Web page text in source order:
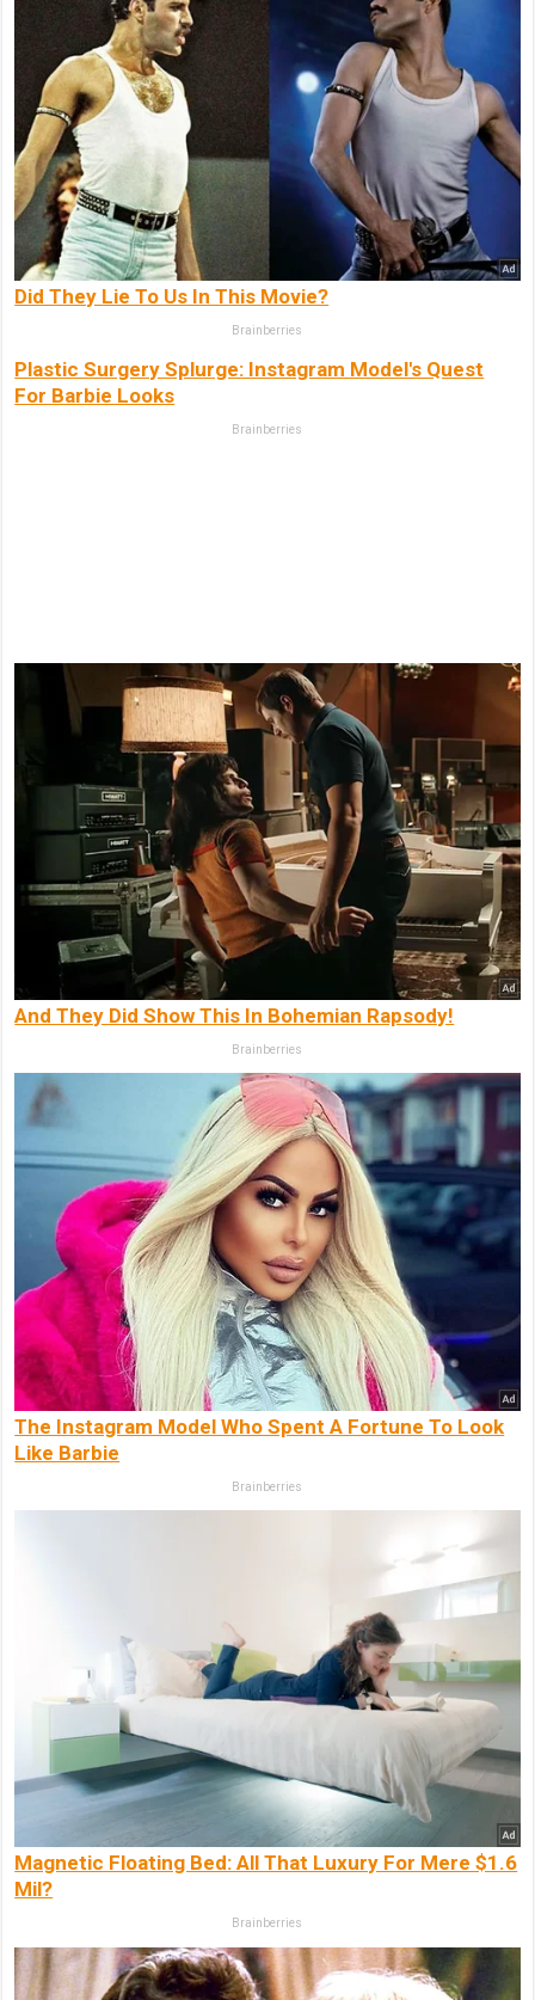
Did They Lie To Us In This Movie?
Brainberries
Plastic Surgery Splurge: Instagram Model's Quest
For Barbie Looks
Brainberries
And They Did Show This In Bohemian Rapsody!
Brainberries
The Instagram Model Who Spent A Fortune To Look
Like Barbie
Brainberries
Magnetic Floating Bed: All That Luxury For Mere $1.6
Mil?
Brainberries